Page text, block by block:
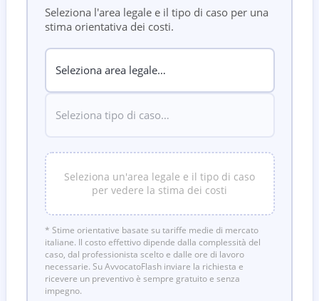
Seleziona l'area legale e il tipo di caso per una
stima orientativa dei costi.
Seleziona un'area legale e il tipo di caso
per vedere la stima dei costi
* Stime orientative basate su tariffe medie di mercato
italiane. Il costo effettivo dipende dalla complessità del
caso, dal professionista scelto e dalle ore di lavoro
necessarie. Su AvvocatoFlash inviare la richiesta e
ricevere un preventivo è sempre gratuito e senza
impegno.